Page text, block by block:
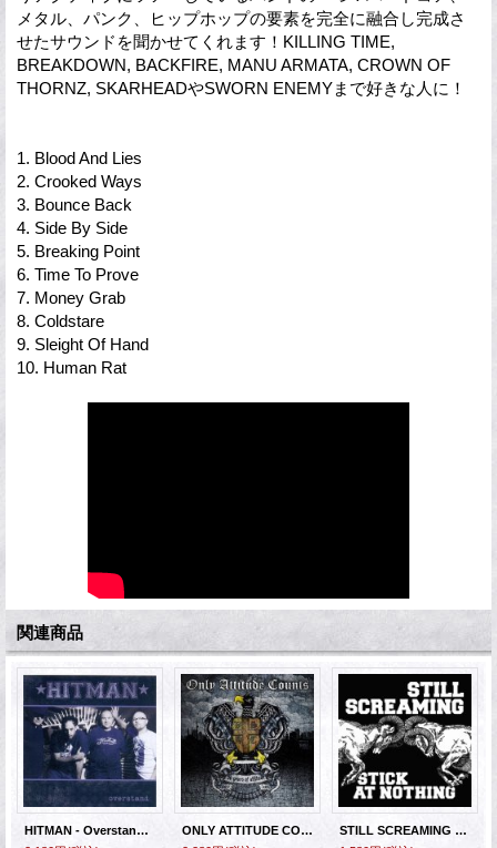
メタル、パンク、ヒップホップの要素を完全に融合し完成さ
せたサウンドを聞かせてくれます！KILLING TIME,
BREAKDOWN, BACKFIRE, MANU ARMATA, CROWN OF
THORNZ, SKARHEADやSWORN ENEMYまで好きな人に！
1. Blood And Lies
2. Crooked Ways
3. Bounce Back
4. Side By Side
5. Breaking Point
6. Time To Prove
7. Money Grab
8. Coldstare
9. Sleight Of Hand
10. Human Rat
関連商品
HITMAN - Overstand [CD]
ONLY ATTITUDE COUNTS - 20 Years of Attitude [2xCD]
STILL SCREAMING - Stick At Nothing